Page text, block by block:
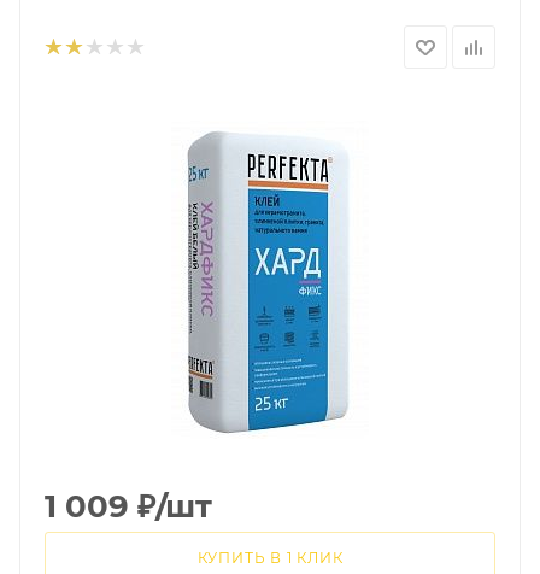
1 009 ₽/шт
КУПИТЬ В 1 КЛИК